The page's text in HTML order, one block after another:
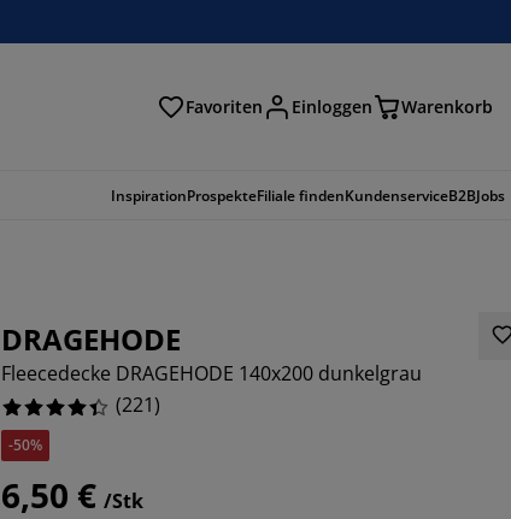
Favoriten Einloggen Warenkorb
InspirationProspekteFiliale findenKundenserviceB2BJobs
DRAGEHODE
Fleecedecke DRAGEHODE 140x200 dunkelgrau
(221)
-50%
6,50 € /Stk